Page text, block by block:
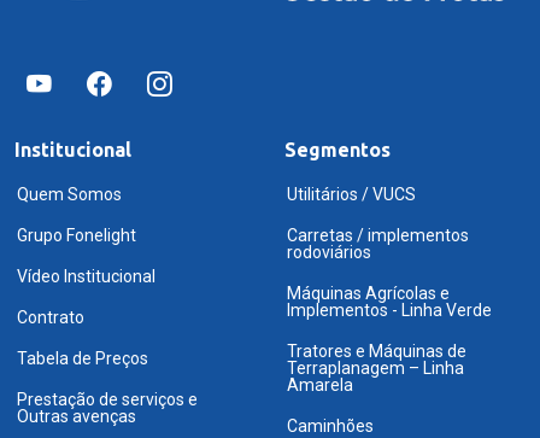
Institucional
Quem Somos
Grupo Fonelight
Vídeo Institucional
Contrato
Tabela de Preços
Prestação de serviços e
Outras avenças
Segmentos
Utilitários / VUCS
Carretas / implementos
rodoviários
Máquinas Agrícolas e
Implementos - Linha Verde
Tratores e Máquinas de
Terraplanagem – Linha
Amarela
Caminhões